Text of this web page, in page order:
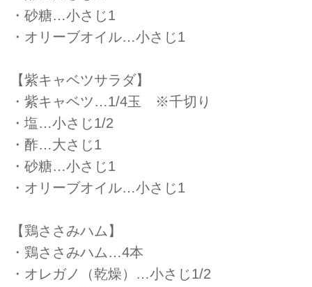
・砂糖…小さじ1
・オリーブオイル…小さじ1
【紫キャベツサラダ】
・紫キャベツ…1/4玉 ※千切り
・塩…小さじ1/2
・酢…大さじ1
・砂糖…小さじ1
・オリーブオイル…小さじ1
【鶏ささみハム】
・鶏ささみハム…4本
・オレガノ（乾燥）…小さじ1/2